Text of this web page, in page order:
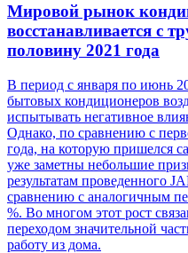
Мировой рынок
восстанавливается с
половину 2021 года
В период с января по июнь
бытовых кондиционеров
испытывать негативное
Однако, по сравнению с
года, на которую пришелся
уже заметны небольшие
результатам проведенного
сравнению с аналогичным
%. Во многом этот рост
переходом значительной
работу из дома.